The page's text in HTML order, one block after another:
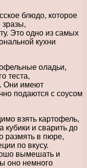
блюдо, которое
зразы,
Это одно из самых
кухни
оладьи,
теста,
Они имеют
подаются с соусом
взять картофель,
кубики и сварить до
размять в пюре,
по вкусу.
вымешать и
оно немного